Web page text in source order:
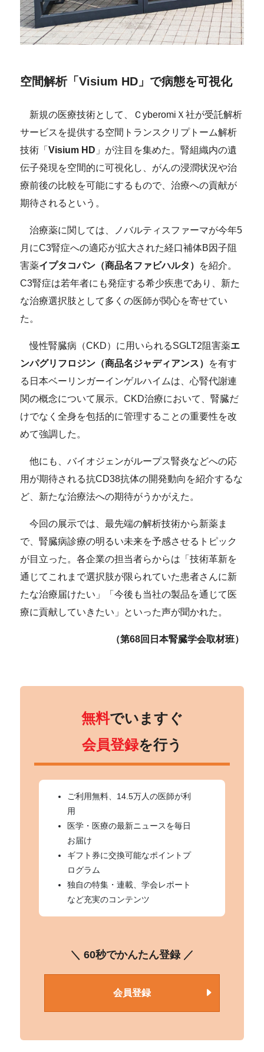
空間解析「Visium HD」で病態を可視化
新規の医療技術として、ＣyberomiＸ社が受託解析
サービスを提供する空間トランスクリプトーム解析
技術「Visium HD 」が注目を集めた。腎組織内の遺
伝子発現を空間的に可視化し、がんの浸潤状況や治
療前後の比較を可能にするもので、治療への貢献が
期待されるという。
治療薬に関しては、ノバルティスファーマが今年5
月にC3腎症への適応が拡大された経口補体B因子阻
害薬イプタコパン（商品名ファビハルタ） を紹介。
C3腎症は若年者にも発症する希少疾患であり、新た
な治療選択肢として多くの医師が関心を寄せてい
た。
慢性腎臓病（CKD）に用いられるSGLT2阻害薬エ
ンパグリフロジン（商品名ジャディアンス） を有す
る日本ベーリンガーインゲルハイムは、心腎代謝連
関の概念について展示。CKD治療において、腎臓だ
けでなく全身を包括的に管理することの重要性を改
めて強調した。
他にも、バイオジェンがループス腎炎などへの応
用が期待される抗CD38抗体の開発動向を紹介するな
ど、新たな治療法への期待がうかがえた。
今回の展示では、最先端の解析技術から新薬ま
で、腎臓病診療の明るい未来を予感させるトピック
が目立った。各企業の担当者らからは「技術革新を
通じてこれまで選択肢が限られていた患者さんに新
たな治療届けたい」「今後も当社の製品を通じて医
療に貢献していきたい」といった声が聞かれた。
（第68回日本腎臓学会取材班）
無料でいますぐ
会員登録を行う
ご利用無料、14.5万人の医師が利
用
医学・医療の最新ニュースを毎日
お届け
ギフト券に交換可能なポイントプ
ログラム
独自の特集・連載、学会レポート
など充実のコンテンツ
＼ 60秒でかんたん登録 ／
会員登録